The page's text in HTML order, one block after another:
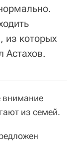
из которых
Астахов.
внимание
из семей.